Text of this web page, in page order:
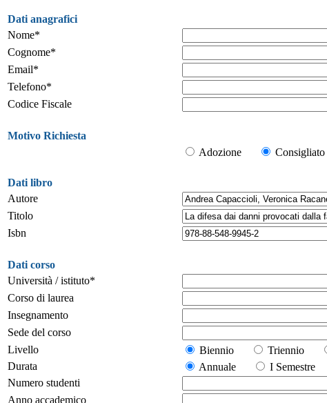
Dati anagrafici
Nome*
Cognome*
Email*
Telefono*
Codice Fiscale
Motivo Richiesta
Adozione
Consigliato
Dati libro
Autore
Titolo
Isbn
Dati corso
Università / istituto*
Corso di laurea
Insegnamento
Sede del corso
Livello
Biennio Triennio
Durata
Annuale I Semestre
Numero studenti
Anno accademico